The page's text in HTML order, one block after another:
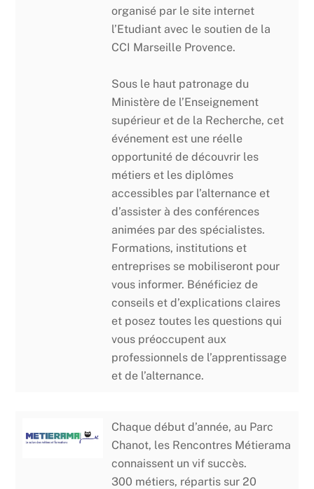
organisé par le site internet
l’Etudiant avec le soutien de la
CCI Marseille Provence.
Sous le haut patronage du
Ministère de l’Enseignement
supérieur et de la Recherche, cet
événement est une réelle
opportunité de découvrir les
métiers et les diplômes
accessibles par l’alternance et
d’assister à des conférences
animées par des spécialistes.
Formations, institutions et
entreprises se mobiliseront pour
vous informer. Bénéficiez de
conseils et d’explications claires
et posez toutes les questions qui
vous préoccupent aux
professionnels de l’apprentissage
et de l’alternance.
Chaque début d’année, au Parc
Chanot, les Rencontres Métierama
connaissent un vif succès.
300 métiers, répartis sur 20